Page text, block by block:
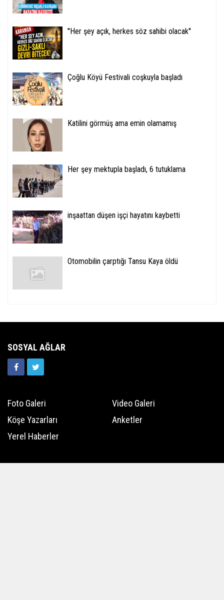
''Her şey açık, herkes söz sahibi olacak''
Çoğlu Köyü Festivali coşkuyla başladı
Katilini görmüş ama emin olamamış
Her şey mektupla başladı, 6 tutuklama
inşaattan düşen işçi hayatını kaybetti
Otomobilin çarptığı Tansu Kaya öldü
SOSYAL AĞLAR
Foto Galeri
Video Galeri
Köşe Yazarları
Anketler
Yerel Haberler